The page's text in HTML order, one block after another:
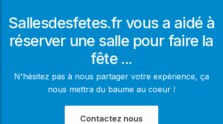
Sallesdesfetes.fr vous a aidé à
réserver une salle pour faire la
fête ...
N'hésitez pas à nous partager votre expérience, ça
nous mettra du baume au coeur !
Contactez nous